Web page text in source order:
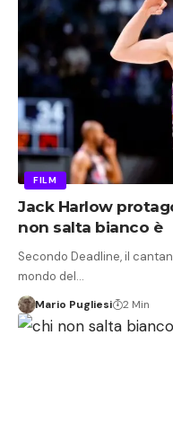
FILM
Jack Harlow
non salta bianco è
Secondo Deadline, il
mondo del…
Mario Pugliesi 2 Min